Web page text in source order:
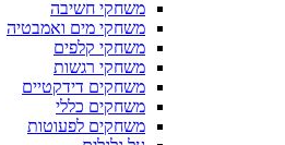
משחקי חשיבה
משחקי מים ואמבטיה
משחקי קלפים
משחקי רגשות
משחקים דידקטיים
משחקים כללי
משחקים לפעוטות